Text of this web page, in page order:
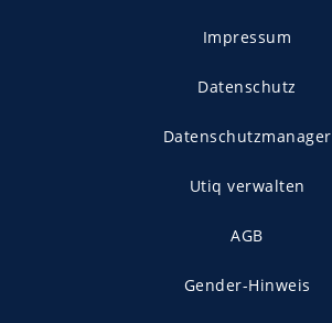
Impressum
Datenschutz
Datenschutzmanager
Utiq verwalten
AGB
Gender-Hinweis